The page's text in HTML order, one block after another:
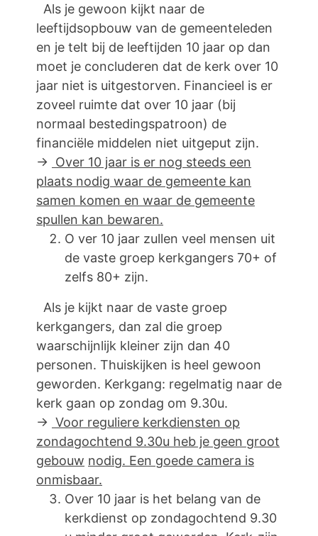
Als je gewoon kijkt naar de
leeftijdsopbouw van de gemeenteleden
en je telt bij de leeftijden 10 jaar op dan
moet je concluderen dat de kerk over 10
jaar niet is uitgestorven. Financieel is er
zoveel ruimte dat over 10 jaar (bij
normaal bestedingspatroon) de
financiële middelen niet uitgeput zijn.
→ Over 10 jaar is er nog steeds een
plaats nodig waar de gemeente kan
samen komen en waar de gemeente
spullen kan bewaren.
O ver 10 jaar zullen veel mensen uit
de vaste groep kerkgangers 70+ of
zelfs 80+ zijn.
Als je kijkt naar de vaste groep
kerkgangers, dan zal die groep
waarschijnlijk kleiner zijn dan 40
personen. Thuiskijken is heel gewoon
geworden. Kerkgang: regelmatig naar de
kerk gaan op zondag om 9.30u.
→ Voor reguliere kerkdiensten op
zondagochtend 9.30u heb je geen groot
gebouw nodig. Een goede camera is
onmisbaar.
Over 10 jaar is het belang van de
kerkdienst op zondagochtend 9.30